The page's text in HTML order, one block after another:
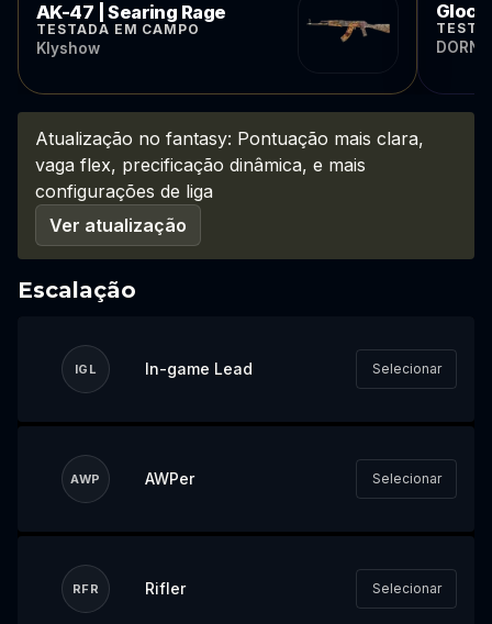
AK-47 | Searing Rage
TESTADA EM CAMPO
Klyshow
Atualização no fantasy: Pontuação mais clara,
vaga flex, precificação dinâmica, e mais
configurações de liga
Ver atualização
Escalação
IGL In-game Lead Selecionar
AWP AWPer Selecionar
RFR Rifler Selecionar